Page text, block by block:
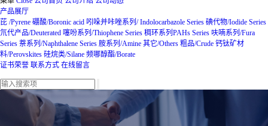
产品展厅
芘 /Pyrene 硼酸/Boronic acid 吲哚并咔唑系列/ Indolocarbazole Series 碘代物/Iodide Series
氘代产品/Deuterated 噻吩系列/Thiophene Series 稠环系列PAHs Series 呋喃系列/Fura
Series 萘系列/Naphthalene Series 胺系列/Amine 其它/Others 粗品/Crude 钙钛矿材
料/Perovskites 硅烷类/Silane 频哪醇酯/Borate
证书荣誉 联系方式 在线留言